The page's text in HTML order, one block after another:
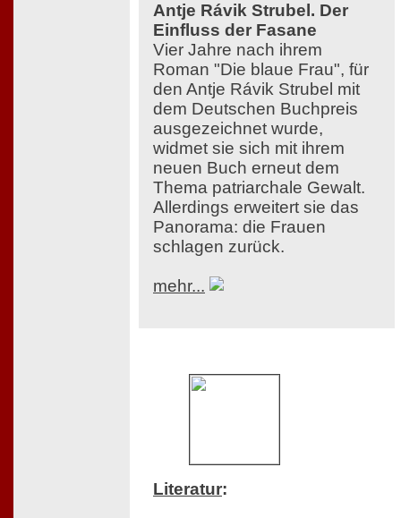
Antje Rávik Strubel. Der
Einfluss der Fasane
Vier Jahre nach ihrem
Roman "Die blaue Frau", für
den Antje Rávik Strubel mit
dem Deutschen Buchpreis
ausgezeichnet wurde,
widmet sie sich mit ihrem
neuen Buch erneut dem
Thema patriarchale Gewalt.
Allerdings erweitert sie das
Panorama: die Frauen
schlagen zurück.
mehr...
Literatur: